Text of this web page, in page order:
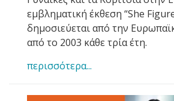
εμβληματική έκθεση “She
δημοσιεύεται από την
από το 2003 κάθε τρία έτη.
περισσότερα...